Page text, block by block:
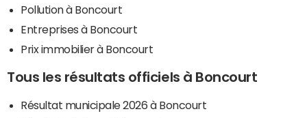
Pollution à Boncourt
Entreprises à Boncourt
Prix immobilier à Boncourt
Tous les résultats officiels à Boncourt
Résultat municipale 2026 à Boncourt